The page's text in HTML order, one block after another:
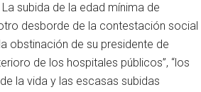
subida de la edad mínima de
desborde de la contestación social
obstinación de su presidente de
de los hospitales públicos”, “los
la vida y las escasas subidas